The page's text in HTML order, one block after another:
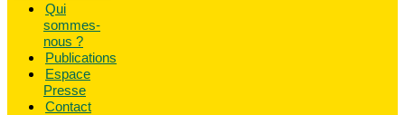
Qui
sommes-
nous ?
Publications
Espace
Presse
Contact